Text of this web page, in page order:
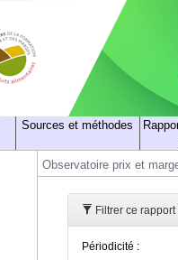
Sources et méthodes
Observatoire prix et
Filtrer ce
Périodicité :